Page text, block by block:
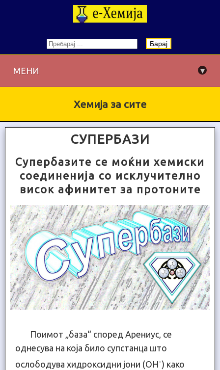
Барај
МЕНИ ▾
Хемија за сите
СУПЕРБАЗИ
Супербазите се моќни хемиски
соединенија со исклучително
висок афинитет за протоните
Поимот „база“ според Арениус, се
однесува на која било супстанца што
ослободува хидроксидни јони (OH-) како